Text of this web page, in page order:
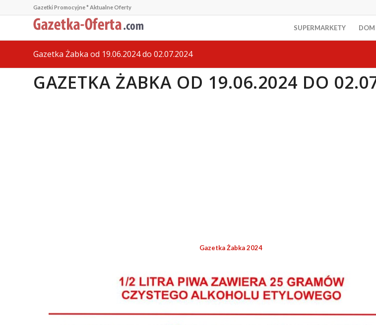
Gazetki Promocyjne * Aktualne Oferty
SUPERMARKETY DOM
Gazetka Żabka od 19.06.2024 do 02.07.2024
GAZETKA ŻABKA OD 19.06.2024 DO
Gazetka Żabka 2024